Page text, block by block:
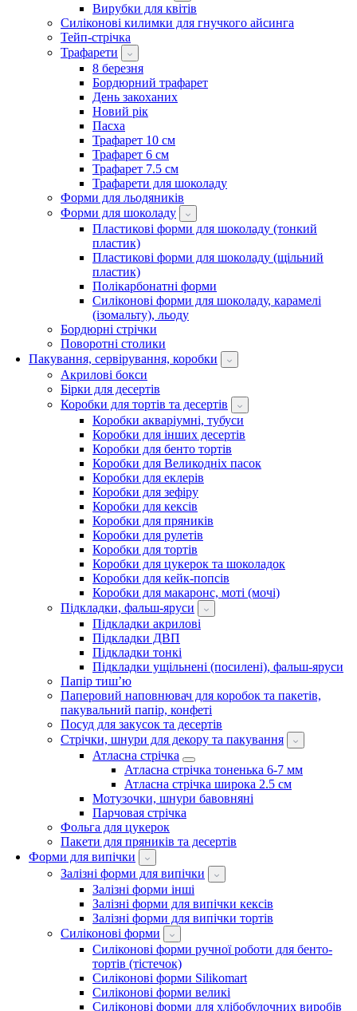
Вирубки для квітів
Силіконові килимки для гнучкого айсинга
Тейп-стрічка
Трафарети
8 березня
Бордюрний трафарет
День закоханих
Новий рік
Пасха
Трафарет 10 см
Трафарет 6 см
Трафарет 7.5 см
Трафарети для шоколаду
Форми для льодяників
Форми для шоколаду
Пластикові форми для шоколаду (тонкий
пластик)
Пластикові форми для шоколаду (щільний
пластик)
Полікарбонатні форми
Силіконові форми для шоколаду, карамелі
(ізомальту), льоду
Бордюрні стрічки
Поворотні столики
Пакування, сервірування, коробки
Акрилові бокси
Бірки для десертів
Коробки для тортів та десертів
Коробки акваріумні, тубуси
Коробки для інших десертів
Коробки для бенто тортів
Коробки для Великодніх пасок
Коробки для еклерів
Коробки для зефіру
Коробки для кексів
Коробки для пряників
Коробки для рулетів
Коробки для тортів
Коробки для цукерок та шоколадок
Коробки для кейк-попсів
Коробки для макаронс, моті (мочі)
Підкладки, фальш-яруси
Підкладки акрилові
Підкладки ДВП
Підкладки тонкі
Підкладки ущільнені (посилені), фальш-яруси
Папір тиш’ю
Паперовий наповнювач для коробок та пакетів,
пакувальний папір, конфеті
Посуд для закусок та десертів
Стрічки, шнури для декору та пакування
Атласна стрічка
Атласна стрічка тоненька 6-7 мм
Атласна стрічка широка 2.5 см
Мотузочки, шнури бавовняні
Парчовая стрічка
Фольга для цукерок
Пакети для пряників та десертів
Форми для випічки
Залізні форми для випічки
Залізні форми інші
Залізні форми для випічки кексів
Залізні форми для випічки тортів
Силіконові форми
Силіконові форми ручної роботи для бенто-
тортів (тістечок)
Силіконові форми Silikomart
Силіконові форми великі
Силіконові форми для хлібобулочних виробів